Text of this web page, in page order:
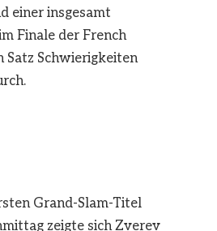
einer insgesamt
Finale der French
Schwierigkeiten
Grand-Slam-Titel
zeigte sich Zverev